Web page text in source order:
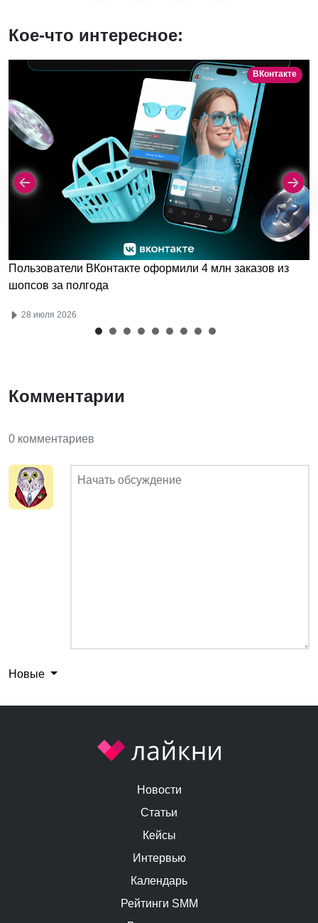
Кое-что интересное:
ВКонтакте
Пользователи ВКонтакте оформили 4 млн заказов из
шопсов за полгода
28 июля 2026
Комментарии
0 комментариев
Новые
Новости
Статьи
Кейсы
Интервью
Календарь
Рейтинги SMM